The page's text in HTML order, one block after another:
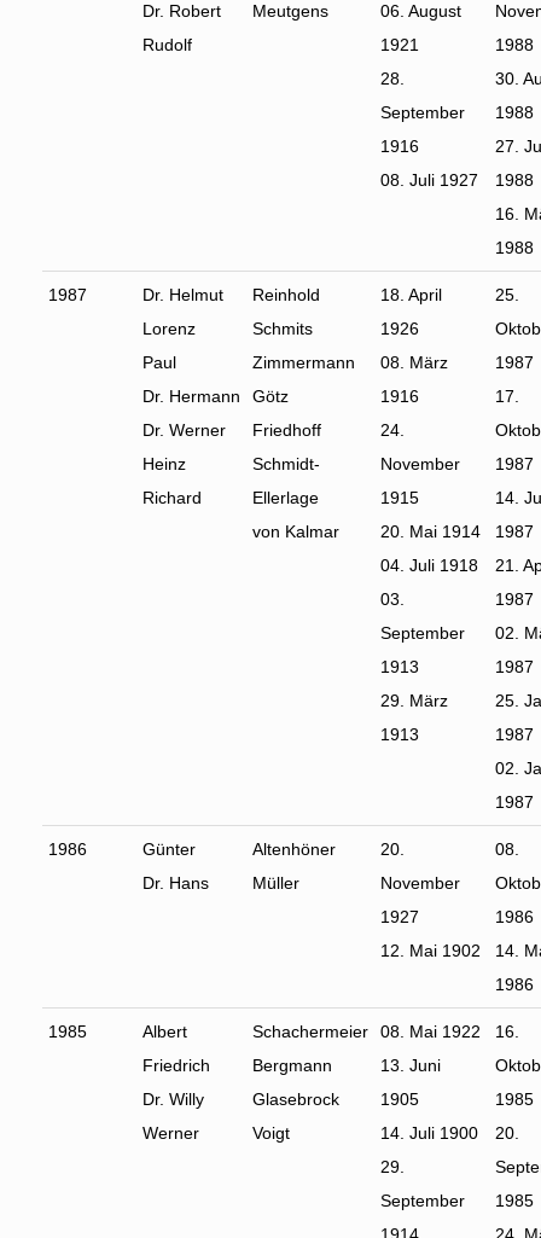
Dr. Robert
Rudolf
Meutgens
06. August
1921
28.
September
1916
08. Juli 1927
1988
30.
1988
27.
1988
16.
1988
1987
Dr. Helmut
Lorenz
Paul
Dr. Hermann
Dr. Werner
Heinz
Richard
Reinhold
Schmits
Zimmermann
Götz
Friedhoff
Schmidt-
Ellerlage
von Kalmar
18. April
1926
08. März
1916
24.
November
1915
20. Mai 1914
04. Juli 1918
03.
September
1913
29. März
1913
25.
1987
17.
1987
14.
1987
21.
1987
02.
1987
25.
1987
02.
1987
1986
Günter
Dr. Hans
Altenhöner
Müller
20.
November
1927
12. Mai 1902
08.
1986
14.
1986
1985
Albert
Friedrich
Dr. Willy
Werner
Schachermeier
Bergmann
Glasebrock
Voigt
08. Mai 1922
13. Juni
1905
14. Juli 1900
29.
September
16.
1985
20.
1985